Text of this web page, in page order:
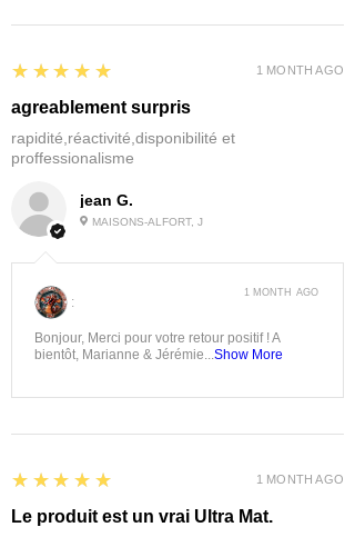
jean G.
MAISONS-ALFORT, J
5
★★★★★
agreablement surpris
rapidité,réactivité,disponibilité et
proffessionalisme
1 MONTH AGO
:
Bonjour, Merci pour votre retour positif ! A
bientôt, Marianne & Jérémie...Show More
1 MONTH AGO
5
★★★★★
Le produit est un vrai Ultra Mat.
1 MONTH AGO